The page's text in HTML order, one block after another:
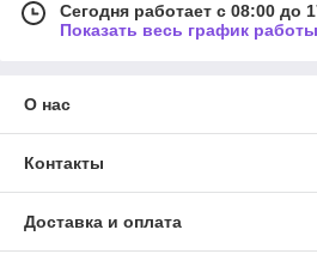
Сегодня работает с 08:00 до
Показать весь график работы
О нас
Контакты
Доставка и оплата